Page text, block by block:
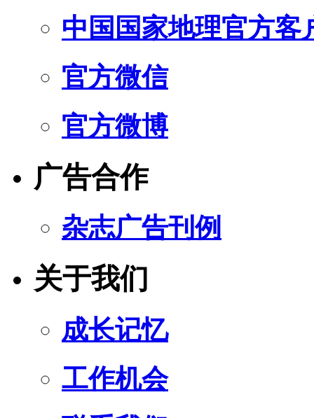
中国国家地理官方客
官方微信
官方微博
广告合作
杂志广告刊例
关于我们
成长记忆
工作机会